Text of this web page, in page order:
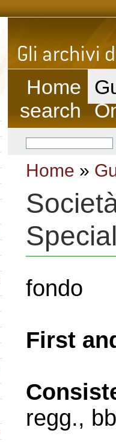
Home
search
Home »
fondo
First
regg.,